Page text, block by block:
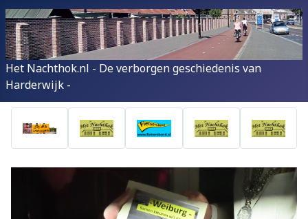
Het Nachthok.nl - De verborgen geschiedenis van
Harderwijk -